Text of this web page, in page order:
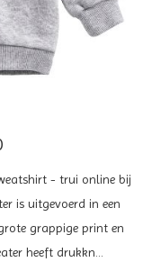
- trui online bij
is uitgevoerd in een
grappige print en
heeft drukkn...